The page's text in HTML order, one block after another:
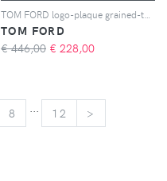
TOM FORD
€ 446,00 € 228,00
8 ... 12 >